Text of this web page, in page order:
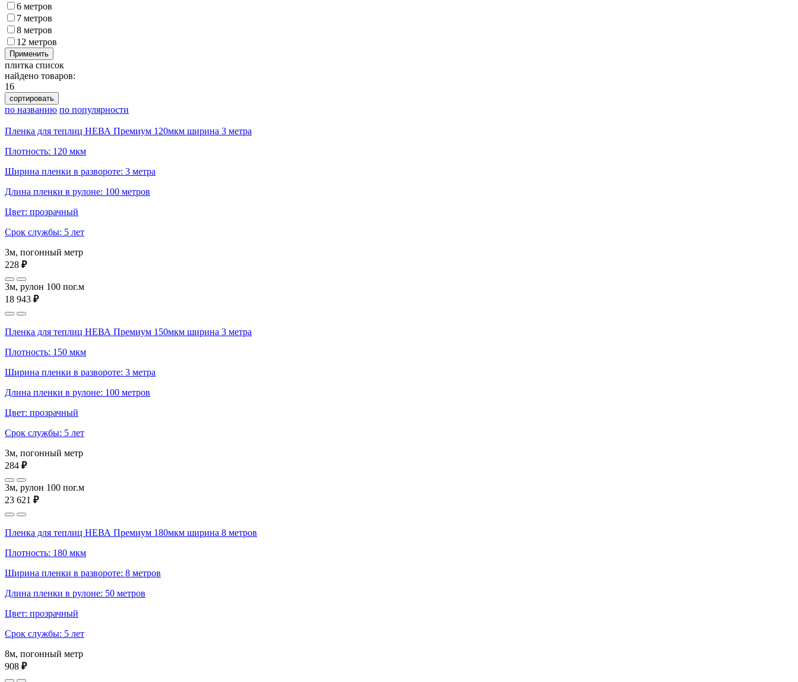
6 метров
7 метров
8 метров
12 метров
Применить
плитка список
найдено товаров:
16
сортировать
по названию по популярности
Пленка для теплиц НЕВА Премиум 120мкм ширина 3 метра
Плотность: 120 мкм
Ширина пленки в развороте: 3 метра
Длина пленки в рулоне: 100 метров
Цвет: прозрачный
Срок службы: 5 лет
3м, погонный метр
228 ₽
3м, рулон 100 пог.м
18 943 ₽
Пленка для теплиц НЕВА Премиум 150мкм ширина 3 метра
Плотность: 150 мкм
Ширина пленки в развороте: 3 метра
Длина пленки в рулоне: 100 метров
Цвет: прозрачный
Срок службы: 5 лет
3м, погонный метр
284 ₽
3м, рулон 100 пог.м
23 621 ₽
Пленка для теплиц НЕВА Премиум 180мкм ширина 8 метров
Плотность: 180 мкм
Ширина пленки в развороте: 8 метров
Длина пленки в рулоне: 50 метров
Цвет: прозрачный
Срок службы: 5 лет
8м, погонный метр
908 ₽